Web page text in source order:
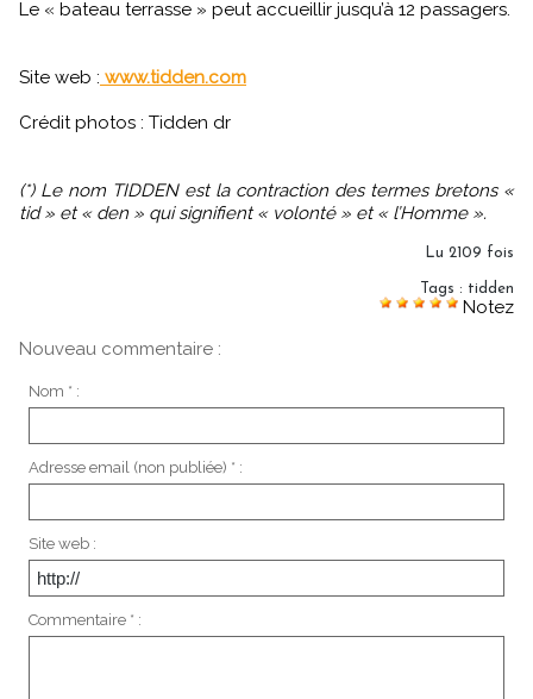
Le « bateau terrasse » peut accueillir jusqu’à 12 passagers.
Site web : www.tidden.com
Crédit photos : Tidden dr
(*) Le nom TIDDEN est la contraction des termes bretons «
tid » et « den » qui signifient « volonté » et « l’Homme ».
Lu 2109 fois
Tags : tidden
Notez
Nouveau commentaire :
Nom * :
Adresse email (non publiée) * :
Site web :
Commentaire * :